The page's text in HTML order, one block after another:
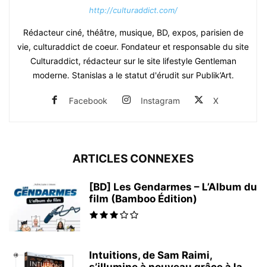
http://culturaddict.com/
Rédacteur ciné, théâtre, musique, BD, expos, parisien de
vie, culturaddict de coeur. Fondateur et responsable du site
Culturaddict, rédacteur sur le site lifestyle Gentleman
moderne. Stanislas a le statut d'érudit sur Publik’Art.
Facebook Instagram X
ARTICLES CONNEXES
[BD] Les Gendarmes – L’Album du
film (Bamboo Édition)
Intuitions, de Sam Raimi,